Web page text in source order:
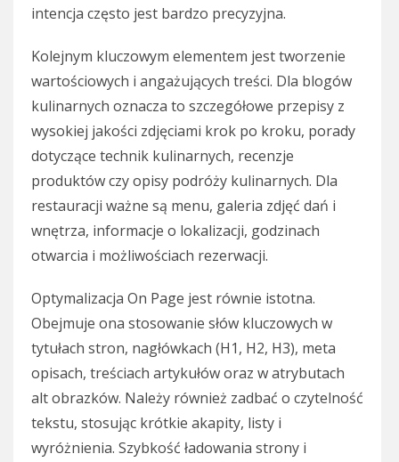
intencja często jest bardzo precyzyjna.
Kolejnym kluczowym elementem jest tworzenie
wartościowych i angażujących treści. Dla blogów
kulinarnych oznacza to szczegółowe przepisy z
wysokiej jakości zdjęciami krok po kroku, porady
dotyczące technik kulinarnych, recenzje
produktów czy opisy podróży kulinarnych. Dla
restauracji ważne są menu, galeria zdjęć dań i
wnętrza, informacje o lokalizacji, godzinach
otwarcia i możliwościach rezerwacji.
Optymalizacja On Page jest równie istotna.
Obejmuje ona stosowanie słów kluczowych w
tytułach stron, nagłówkach (H1, H2, H3), meta
opisach, treściach artykułów oraz w atrybutach
alt obrazków. Należy również zadbać o czytelność
tekstu, stosując krótkie akapity, listy i
wyróżnienia. Szybkość ładowania strony i